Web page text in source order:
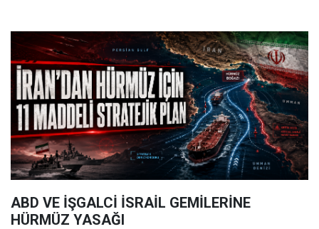
ABD VE İŞGALCİ İSRAİL GEMİLERİNE
HÜRMÜZ YASAĞI